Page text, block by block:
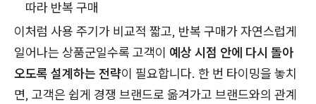
따라 반복 구매
이처럼 사용 주기가 비교적 짧고, 반복 구매가 자연스럽게
일어나는 상품군일수록 고객이 예상 시점 안에 다시 돌아
오도록 설계하는 전략이 필요합니다. 한 번 타이밍을 놓치
면, 고객은 쉽게 경쟁 브랜드로 옮겨가고 브랜드와의 관계